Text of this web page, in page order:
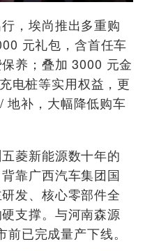
，埃尚推出多重购
元礼包，含首任车
养；叠加 3000 元金
电桩等实用权益，更
地补，大幅降低购车
菱新能源数十年的
靠广西汽车集团国
发、核心零部件全
支撑。与河南森源
已完成量产下线。